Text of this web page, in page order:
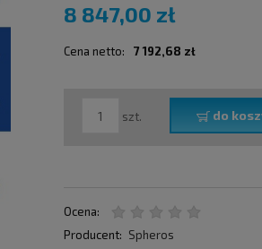
8 847,00 zł
Cena netto: 7 192,68 zł
szt. do
Ocena:
Producent: Spheros